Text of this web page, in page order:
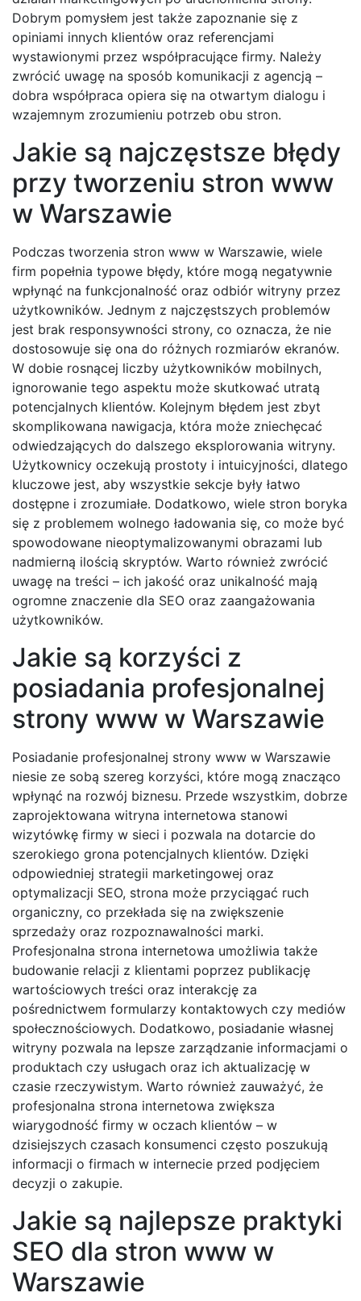
Dobrym pomysłem jest także zapoznanie się z
opiniami innych klientów oraz referencjami
wystawionymi przez współpracujące firmy. Należy
zwrócić uwagę na sposób komunikacji z agencją –
dobra współpraca opiera się na otwartym dialogu i
wzajemnym zrozumieniu potrzeb obu stron.
Jakie są najczęstsze błędy
przy tworzeniu stron www
w Warszawie
Podczas tworzenia stron www w Warszawie, wiele
firm popełnia typowe błędy, które mogą negatywnie
wpłynąć na funkcjonalność oraz odbiór witryny przez
użytkowników. Jednym z najczęstszych problemów
jest brak responsywności strony, co oznacza, że nie
dostosowuje się ona do różnych rozmiarów ekranów.
W dobie rosnącej liczby użytkowników mobilnych,
ignorowanie tego aspektu może skutkować utratą
potencjalnych klientów. Kolejnym błędem jest zbyt
skomplikowana nawigacja, która może zniechęcać
odwiedzających do dalszego eksplorowania witryny.
Użytkownicy oczekują prostoty i intuicyjności, dlatego
kluczowe jest, aby wszystkie sekcje były łatwo
dostępne i zrozumiałe. Dodatkowo, wiele stron boryka
się z problemem wolnego ładowania się, co może być
spowodowane nieoptymalizowanymi obrazami lub
nadmierną ilością skryptów. Warto również zwrócić
uwagę na treści – ich jakość oraz unikalność mają
ogromne znaczenie dla SEO oraz zaangażowania
użytkowników.
Jakie są korzyści z
posiadania profesjonalnej
strony www w Warszawie
Posiadanie profesjonalnej strony www w Warszawie
niesie ze sobą szereg korzyści, które mogą znacząco
wpłynąć na rozwój biznesu. Przede wszystkim, dobrze
zaprojektowana witryna internetowa stanowi
wizytówkę firmy w sieci i pozwala na dotarcie do
szerokiego grona potencjalnych klientów. Dzięki
odpowiedniej strategii marketingowej oraz
optymalizacji SEO, strona może przyciągać ruch
organiczny, co przekłada się na zwiększenie
sprzedaży oraz rozpoznawalności marki.
Profesjonalna strona internetowa umożliwia także
budowanie relacji z klientami poprzez publikację
wartościowych treści oraz interakcję za
pośrednictwem formularzy kontaktowych czy mediów
społecznościowych. Dodatkowo, posiadanie własnej
witryny pozwala na lepsze zarządzanie informacjami o
produktach czy usługach oraz ich aktualizację w
czasie rzeczywistym. Warto również zauważyć, że
profesjonalna strona internetowa zwiększa
wiarygodność firmy w oczach klientów – w
dzisiejszych czasach konsumenci często poszukują
informacji o firmach w internecie przed podjęciem
decyzji o zakupie.
Jakie są najlepsze praktyki
SEO dla stron www w
Warszawie